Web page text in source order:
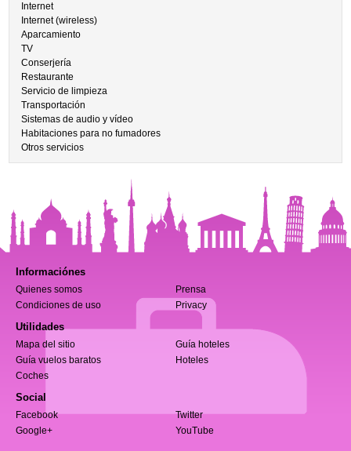
Internet
Internet (wireless)
Aparcamiento
TV
Conserjería
Restaurante
Servicio de limpieza
Transportación
Sistemas de audio y vídeo
Habitaciones para no fumadores
Otros servicios
Informaciónes
Quienes somos
Prensa
Condiciones de uso
Privacy
Utilidades
Mapa del sitio
Guía hoteles
Guía vuelos baratos
Hoteles
Coches
Social
Facebook
Twitter
Google+
YouTube